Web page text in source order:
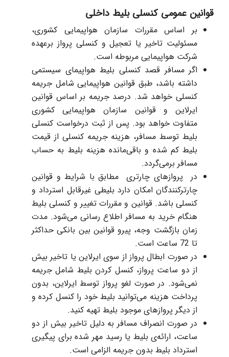
قوانین عمومی کنسلی بلیط داخلی
بر اساس مقررات سازمان هواپیمایی کشوری،
مسئولیت تاخیر یا تعجیل و کنسلی پرواز برعهده
شرکت هواپیمایی مربوطه است.
اگر مسافر قصد کنسلی بلیط هواپیمای سیستمی
داشته باشد، طبق قوانین هواپیمایی شامل جریمه
کنسلی خواهد شد. درصد جریمه بر اساس قوانین
ایرلاین و قوانین سازمان هواپیمایی کشوری
متفاوت خواهد بود. پس از ثبت درخواست کنسلی
بلیط توسط مسافر، هزینه جریمه کنسلی از قیمت
بلیط کم شده و باقی‌مانده هزینه بلیط به حساب
مسافر برمی‌گردد.
در پروازهای چارتری مطابق با شرایط و قوانین
چارترکنندگان امکان دارد بلیطی غیرقابل استرداد و
کنسلی باشد. قوانین و مقررات تغییر و کنسلی بلیط
هنگام خرید به مسافر اطلاع رسانی می‌شود. مدت
زمان بازگشت وجه، پیرو قوانین بین بانکی حداکثر
تا 72 ساعت است.
در صورت ابطال پرواز از سوی ایرلاین یا تاخیر بیش
از دو ساعت پرواز، کنسل کردن بلیط شامل جریمه
نمی‌شود. در صورت لغو پرواز توسط ایرلاین، بدون
پرداخت هزینه می‌توانید بلیط خود را کنسل کرده و
از دیگر پروازهای موجود بلیط تهیه کنید.
در صورت انصراف مسافر به دلیل تاخیر بیش از دو
ساعت، ارائه‌ی بلیط یا رسید مهر شده برای پیگیری
استرداد بلیط بدون جریمه الزامی است.